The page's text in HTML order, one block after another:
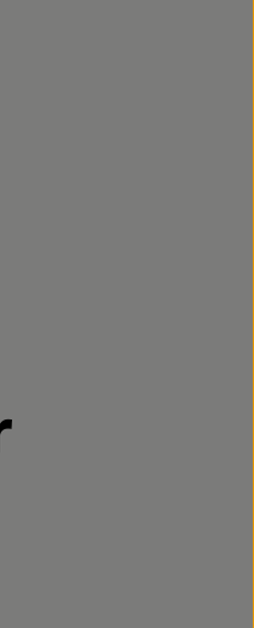
verbraucher
lammertzhof/
www.youtube.com/
Externer Link zu https://